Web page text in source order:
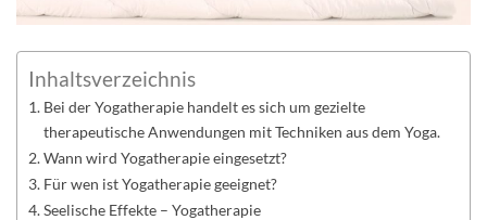
Inhaltsverzeichnis
Bei der Yogatherapie handelt es sich um gezielte
therapeutische Anwendungen mit Techniken aus dem Yoga.
Wann wird Yogatherapie eingesetzt?
Für wen ist Yogatherapie geeignet?
Seelische Effekte – Yogatherapie